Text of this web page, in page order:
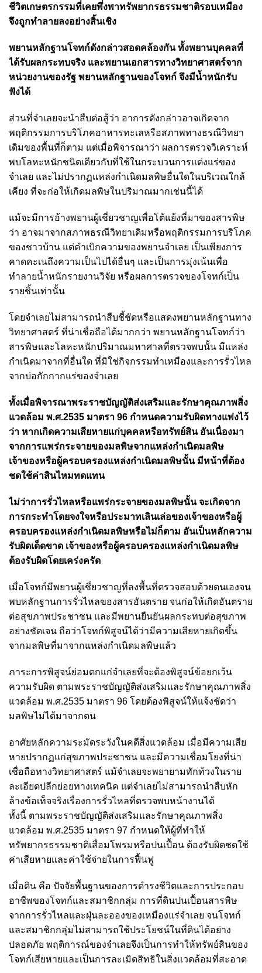
ชีวิตเกษตรกรรมที่เคยพึ่งพาทรัพยากรธรรมชาติรอบเหมือง
จึงถูกทำลายลงอย่างสิ้นเชิง
พยานหลักฐานโจทก์ดังกล่าวสอดคล้องกัน ทั้งพยานบุคคลที่
ได้รับผลกระทบจริง และพยานเอกสารทางวิทยาศาสตร์จาก
หน่วยงานของรัฐ พยานหลักฐานของโจทก์ จึงมีน้ำหนักรับ
ฟังได้
ส่วนที่จำเลยจะนำสืบต่อสู้ว่า อาการดังกล่าวอาจเกิดจาก
พฤติกรรมการบริโภคอาหารทะเลหรือสภาพทางธรณีวิทยา
เดิมของพื้นที่ก็ตาม แต่เมื่อพิจารณาว่า ผลการตรวจวิเคราะห์
พบโลหะหนักชนิดเดียวกับที่ใช้ในกระบวนการแต่งแร่ของ
จำเลย และไม่ปรากฏแหล่งกำเนิดมลพิษอื่นใดในบริเวณใกล้
เคียง ที่จะก่อให้เกิดมลพิษในปริมาณมากเช่นนี้ได้
แม้จะมีการอ้างพยานผู้เชี่ยวชาญเพื่อโต้แย้งที่มาของสารพิษ
ว่า อาจมาจากสภาพธรณีวิทยาเดิมหรือพฤติกรรมการบริโภค
ของชาวบ้าน แต่คำเบิกความของพยานจำเลย เป็นเพียงการ
คาดคะเนถึงความเป็นไปได้อื่นๆ และเป็นการมุ่งเน้นเพื่อ
ทำลายน้ำหนักรายงานวิจัย หรือผลการตรวจของโจทก์เป็น
รายชิ้นเท่านั้น
โดยจำเลยไม่สามารถนำสืบชี้ชัดหรือแสดงพยานหลักฐานทาง
วิทยาศาสตร์ ที่น่าเชื่อถือได้มากกว่า พยานหลักฐานโจทก์ว่า
สารพิษและโลหะหนักปริมาณมหาศาลที่ตรวจพบนั้น มีแหล่ง
กำเนิดมาจากที่อื่นใด ที่มิใช่กิจกรรมทำเหมืองและการรั่วไหล
จากบ่อกักกากแร่ของจำเลย
ทั้งเมื่อพิจารณาพระราชบัญญัติส่งเสริมและรักษาคุณภาพสิ่ง
แวดล้อม พ.ศ.2535 มาตรา 96 กำหนดความรับผิดทางแพ่งไว้
ว่า หากเกิดความเสียหายแก่บุคคลหรือทรัพย์สิน อันเนื่องมา
จากการแพร่กระจายของมลพิษจากแหล่งกำเนิดมลพิษ
เจ้าของหรือผู้ครอบครองแหล่งกำเนิดมลพิษนั้น มีหน้าที่ต้อง
ชดใช้ค่าสินไหมทดแทน
ไม่ว่าการรั่วไหลหรือแพร่กระจายของมลพิษนั้น จะเกิดจาก
การกระทำโดยจงใจหรือประมาทเลินเล่อของเจ้าของหรือผู้
ครอบครองแหล่งกำเนิดมลพิษหรือไม่ก็ตาม อันเป็นหลักความ
รับผิดเด็ดขาด เจ้าของหรือผู้ครอบครองแหล่งกำเนิดมลพิษ
ต้องรับผิดโดยเคร่งครัด
เมื่อโจทก์มีพยานผู้เชี่ยวชาญที่ลงพื้นที่ตรวจสอบด้วยตนเองจน
พบหลักฐานการรั่วไหลของสารอันตราย จนก่อให้เกิดอันตราย
ต่อสุขภาพประชาชน และมีพยานยืนยันผลกระทบต่อสุขภาพ
อย่างชัดเจน ถือว่าโจทก์พิสูจน์ได้ว่ามีความเสียหายเกิดขึ้น
จากมลพิษที่มาจากแหล่งกำเนิดมลพิษแล้ว
ภาระการพิสูจน์ย่อมตกแก่จำเลยที่จะต้องพิสูจน์ข้อยกเว้น
ความรับผิด ตามพระราชบัญญัติส่งเสริมและรักษาคุณภาพสิ่ง
แวดล้อม พ.ศ.2535 มาตรา 96 โดยต้องพิสูจน์ให้แจ้งชัดว่า
มลพิษไม่ได้มาจากตน
อาศัยหลักความระมัดระวังในคดีสิ่งแวดล้อม เมื่อมีความเสีย
หายปรากฏแก่สุขภาพประชาชน และมีความเชื่อมโยงที่น่า
เชื่อถือทางวิทยาศาสตร์ แม้จำเลยจะพยายามทักท้วงในราย
ละเอียดปลีกย่อยทางเทคนิค แต่จำเลยไม่สามารถนำสืบหัก
ล้างข้อเท็จจริงเรื่องการรั่วไหลที่ตรวจพบหน้างานได้
ทั้งนี้ ตามพระราชบัญญัติส่งเสริมและรักษาคุณภาพสิ่ง
แวดล้อม พ.ศ.2535 มาตรา 97 กำหนดให้ผู้ที่ทำให้
ทรัพยากรธรรมชาติเสื่อมโพรมหรือปนเปื้อน ต้องรับผิดชดใช้
ค่าเสียหายและค่าใช้จ่ายในการฟื้นฟู
เมื่อดิน คือ ปัจจัยพื้นฐานของการดำรงชีวิตและการประกอบ
อาชีพของโจทก์และสมาชิกกลุ่ม การที่ดินปนเปื้อนสารพิษ
จากการรั่วไหลและฝุ่นละอองของเหมืองแร่จำเลย จนโจทก์
และสมาชิกกลุ่มไม่สามารถใช้ประโยชน์ในที่ดินได้อย่าง
ปลอดภัย พฤติการณ์ของจำเลยจึงเป็นการทำให้ทรัพย์สินของ
โจทก์เสียหายและเป็นการละเมิดสิทธิในสิ่งแวดล้อมที่สะอาด